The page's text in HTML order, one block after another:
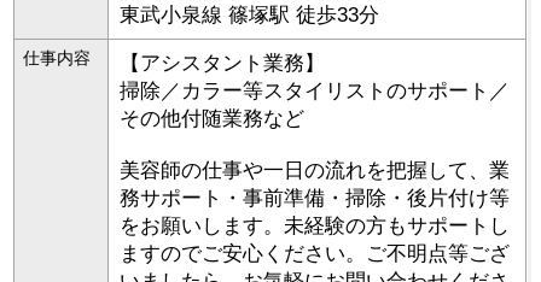
東武小泉線 篠塚駅 徒歩33分
仕事内容
【アシスタント業務】
掃除／カラー等スタイリストのサポート／
その他付随業務など
美容師の仕事や一日の流れを把握して、業
務サポート・事前準備・掃除・後片付け等
をお願いします。未経験の方もサポートし
ますのでご安心ください。ご不明点等ござ